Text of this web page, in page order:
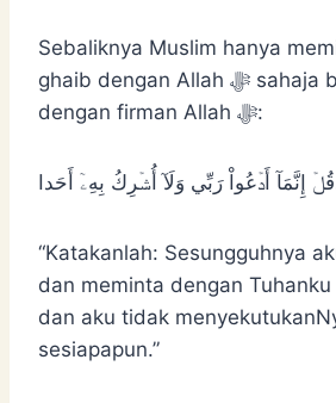
Sebaliknya Muslim hanya
ghaib dengan Allah ﷻ sahaja bertepatan
dengan firman Allah ﷻ:
“Katakanlah: Sesungguhnya
dan meminta dengan
dan aku tidak
sesiapapun.”